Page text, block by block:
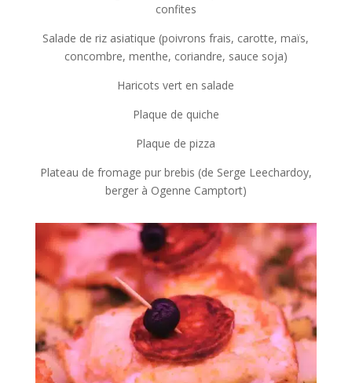
confites
Salade de riz asiatique (poivrons frais, carotte, maïs,
concombre, menthe, coriandre, sauce soja)
Haricots vert en salade
Plaque de quiche
Plaque de pizza
Plateau de fromage pur brebis (de Serge Leechardoy,
berger à Ogenne Camptort)